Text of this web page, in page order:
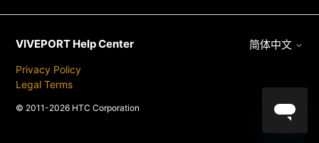
VIVEPORT Help Center
Privacy Policy
Legal Terms
© 2011-2026 HTC Corporation
简体中文